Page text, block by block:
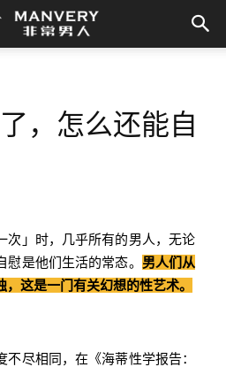
，怎么还能自
次」时，几乎所有的男人，无论
是他们生活的常态。 男人们从
这是一门有关幻想的性艺术。
尽相同，在《海蒂性学报告：